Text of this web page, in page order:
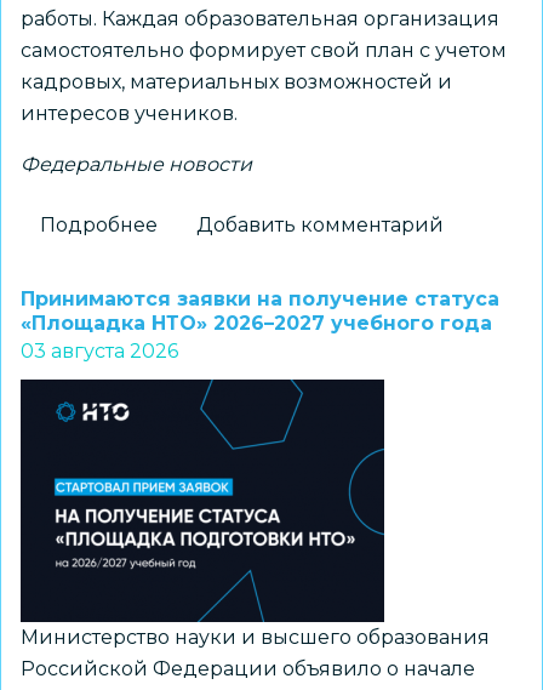
работы. Каждая образовательная организация
самостоятельно формирует свой план с учетом
кадровых, материальных возможностей и
интересов учеников.
Федеральные новости
Подробнее
доступны
шаблоны
курсов
внеурочной
деятельности
из
рекомендуемого
перечня
Минпросвещения
России
Добавить комментарий
Принимаются заявки на получение статуса
«Площадка НТО» 2026–2027 учебного года
03 августа 2026
Министерство науки и высшего образования
Российской Федерации объявило о начале